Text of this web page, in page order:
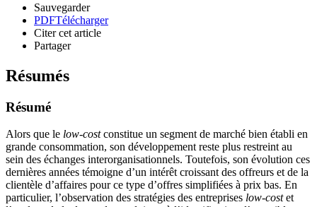
Sauvegarder
PDFTélécharger
Citer cet article
Partager
Résumés
Résumé
Alors que le low-costconstitue un segment de marché bien établi en
grande consommation, son développement reste plus restreint au
sein des échanges interorganisationnels. Toutefois, son évolution ces
dernières années témoigne d’un intérêt croissant des offreurs et de la
clientèle d’affaires pour ce type d’offres simplifiées à prix bas. En
particulier, l’observation des stratégies des entreprises low-costet